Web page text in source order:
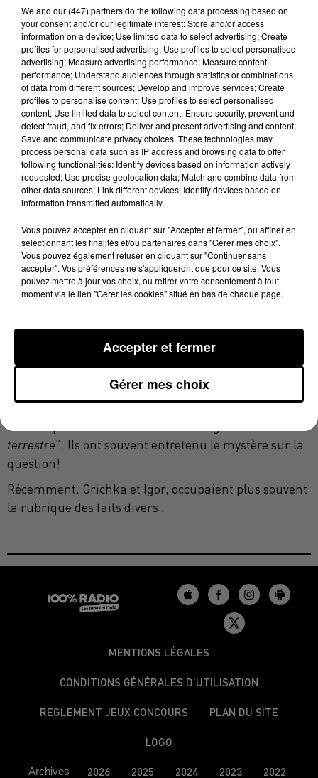
kilomètres d'Auch, et il a fait partie des élèves de
l'Abbaye école de Sorèze dans leTarn.
Il s'est éteint paisiblement à l’hôpital, ce mardi 28
décembre 2021, pour rejoindre ses étoiles» a écrit sa
famille dans un communiqué. Il avait 72 ans.
Grichka Bogdanoff, était connu avec son frère jumeau
Igor, pour avoir animé l'émission Temps X dans les
années 1980. Lancée en 1979, elle diffusait des séries
comme La Quatrième Dimension, Le Prisonnier ou
Les Envahisseurs.
Avec son frère, il a fait de la vulgarisation scientifique
et de la science-fiction son domaine de prédilection,
mais la crédibilité de leurs travaux scientifiques a
souvent été remise en cause.
Animateurs dans les années 1980 et 1990, les
plateaux télé et radio, dans les années 2000, jouant
Grichka, comme Igor, suscitait la curiosité du public,
du fait de sa personnalité et surtout de son physique :
un visage totalement déformé. Les deux frères
revendiquaient le fait d’avoir un visage "
terrestre". Ils ont souvent entretenu le mystère sur la
question!
Récemment, Grichka et Igor, occupaient plus souvent
la rubrique des faits divers .
MENTIONS LÉGALES
CONDITIONS GÉNÉRALES D’UTILISATION
REGLEMENT JEUX CONCOURS PLAN DU SITE
LOGO
Archives 2026 2025 2024 2023 2022
We and our (447) partnersdo the following data processing based on
your consent and/or our legitimate interest: Store and/or access
information on a device; Use limited data to select advertising; Create
profiles for personalised advertising; Use profiles to select personalised
advertising; Measure advertising performance; Measure content
performance; Understand audiences through statistics or combinations
of data from different sources; Develop and improve services; Create
profiles to personalise content; Use profiles to select personalised
content; Use limited data to select content; Ensure security, prevent and
detect fraud, and fix errors; Deliver and present advertising and content;
Save and communicate privacy choices. These technologies may
process personal data such as IP address and browsing data to offer
following functionalities: Identify devices based on information actively
requested; Use precise geolocation data; Match and combine data from
other data sources; Link different devices; Identify devices based on
information transmitted automatically.
Vous pouvez accepter en cliquant sur "Accepter et fermer", ou affiner en
sélectionnant les finalités et/ou partenaires dans "Gérer mes choix".
Vous pouvez également refuser en cliquant sur "Continuer sans
accepter". Vos préférences ne s'appliqueront que pour ce site. Vous
pouvez mettre à jour vos choix, ou retirer votre consentement à tout
moment via le lien "Gérer les cookies" situé en bas de chaque page.
Gérer mes choix
Accepter et fermer